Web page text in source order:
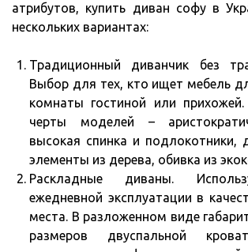
атрибутов, купить диван софу в
нескольких вариантах:
Традиционный диванчик без
Выбор для тех, кто ищет мебель
комнаты гостиной или прихожей.
черты моделей –
высокая спинка и подлокотники,
элементы из дерева, обивка из
Раскладные диваны.
ежедневной эксплуатации в
места. В разложенном виде
размеров двуспальной